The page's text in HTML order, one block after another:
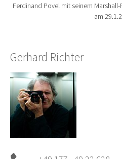
Ferdinand Povel mit seinem
am
Gerhard Richter